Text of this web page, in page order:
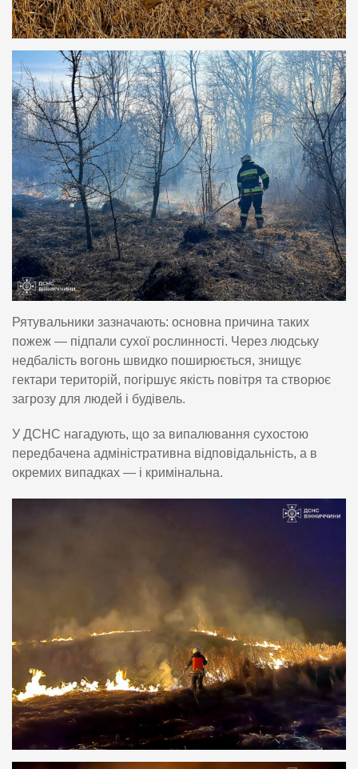
Рятувальники зазначають: основна причина таких
пожеж — підпали сухої рослинності. Через людську
недбалість вогонь швидко поширюється, знищує
гектари територій, погіршує якість повітря та створює
загрозу для людей і будівель.
У ДСНС нагадують, що за випалювання сухостою
передбачена адміністративна відповідальність, а в
окремих випадках — і кримінальна.